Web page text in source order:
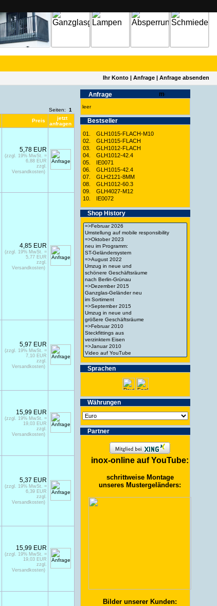
Ihr Konto | Anfrage | Anfrage absenden
Seiten: 1
Preis
jetzt
anfragen
5,78 EUR
(zzgl. 19% MwSt. =
6,88 EUR
zzgl.
Versandkosten)
4,85 EUR
(zzgl. 19% MwSt. =
5,77 EUR
zzgl.
Versandkosten)
5,97 EUR
(zzgl. 19% MwSt. =
7,10 EUR
zzgl.
Versandkosten)
15,99 EUR
(zzgl. 19% MwSt. =
19,03 EUR
zzgl.
Versandkosten)
5,37 EUR
(zzgl. 19% MwSt. =
6,39 EUR
zzgl.
Versandkosten)
15,99 EUR
(zzgl. 19% MwSt. =
19,03 EUR
zzgl.
Versandkosten)
Anfrage
leer
Best­seller
01.
GLH1015-FLACH-M10
02.
GLH1015-FLACH
03.
GLH1012-FLACH
04.
GLH1012-42.4
05.
IE0071
06.
GLH1015-42.4
07.
GLH2121-8MM
08.
GLH1012-60.3
09.
GLH4027-M12
10.
IE0072
Shop History
Spra­chen
Wäh­run­gen
Partner
inox-online auf YouTube:
schrittweise Montage
unseres Mustergeländers:
Bilder unserer Kunden: